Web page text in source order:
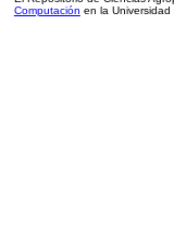
Computación en la Universidad